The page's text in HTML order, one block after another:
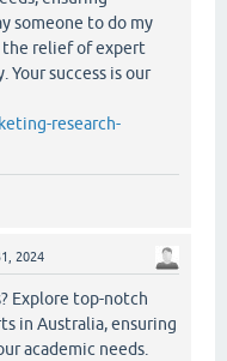
someone to do my
the relief of expert
Your success is our
research-
2024
Explore top-notch
in Australia, ensuring
academic needs.